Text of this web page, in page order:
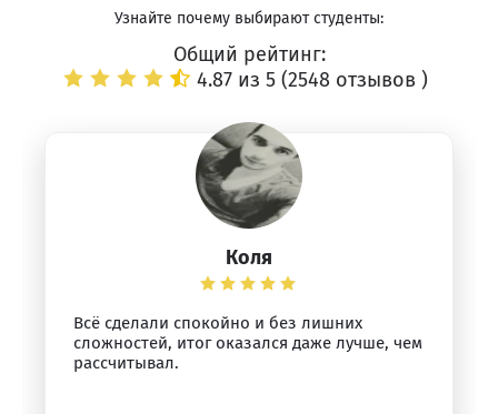
Узнайте почему выбирают студенты:
Общий рейтинг:
4.87 из 5 (2548 отзывов )
Коля
Всё сделали спокойно и без лишних
сложностей, итог оказался даже лучше, чем
рассчитывал.